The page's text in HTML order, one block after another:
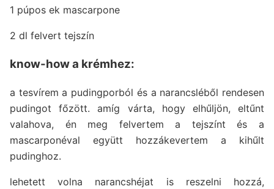
1 púpos ek mascarpone
2 dl felvert tejszín
know-how a krémhez:
a tesvírem a pudingporból és a narancsléből rendesen
pudingot főzött. amíg várta, hogy elhűljön, eltűnt
valahova, én meg felvertem a tejszínt és a
mascarponéval együtt hozzákevertem a kihűlt
pudinghoz.
lehetett volna narancshéjat is reszelni hozzá,